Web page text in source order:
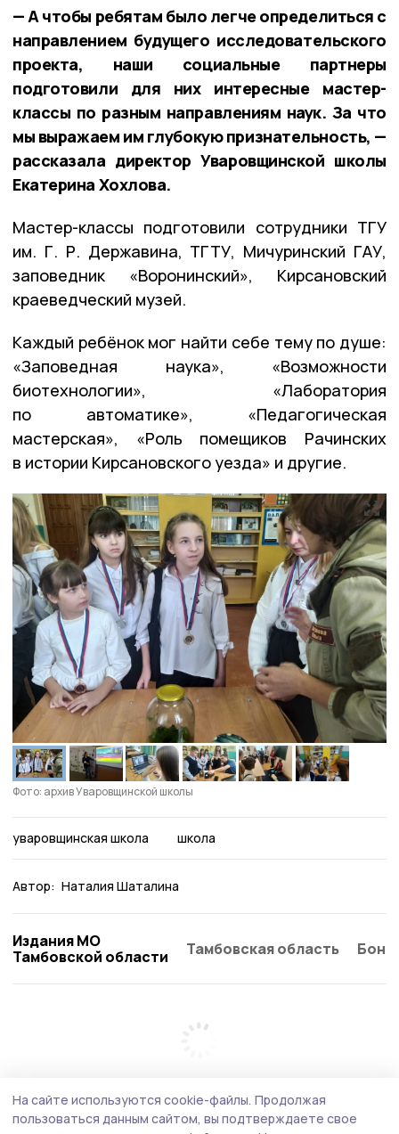
— А чтобы ребятам было легче определиться с
направлением будущего исследовательского
проекта, наши социальные партнеры
подготовили для них интересные мастер-
классы по разным направлениям наук. За что
мы выражаем им глубокую признательность, —
рассказала директор Уваровщинской школы
Екатерина Хохлова.
Мастер-классы подготовили сотрудники ТГУ
им. Г. Р. Державина, ТГТУ, Мичуринский ГАУ,
заповедник «Воронинский», Кирсановский
краеведческий музей.
Каждый ребёнок мог найти себе тему по душе:
«Заповедная наука», «Возможности
биотехнологии», «Лаборатория
по автоматике», «Педагогическая
мастерская», «Роль помещиков Рачинских
в истории Кирсановского уезда» и другие.
Фото: архив Уваровщинской школы
уваровщинская школа школа
Автор: Наталия Шаталина
Издания МО
Тамбовской области
Тамбовская область
На сайте используются cookie-файлы. Продолжая
пользоваться данным сайтом, вы подтверждаете свое